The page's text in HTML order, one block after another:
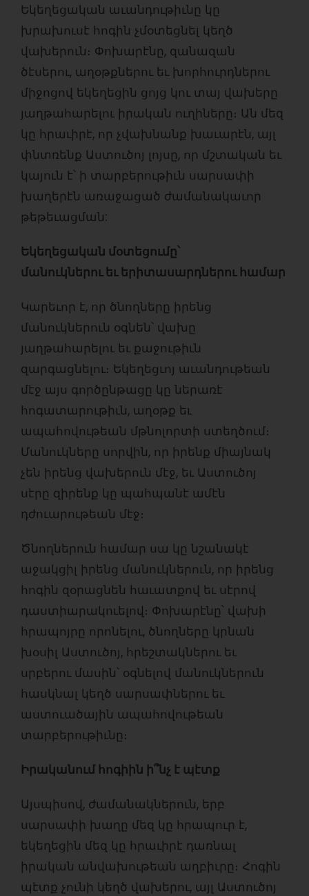
Եկեղեցական աւանդութիւնը կը
խրախուսէ հոգին չմօտեցնել կեղծ
վախերուն։ Փոխարէնը, զանազան
ծէսերու, աղօթքներու եւ խորհուրդներու
միջոցով եկեղեցին ցոյց կու տայ վախերը
յաղթահարելու իրական ուղիները։ Ան մեզ
կը հրաւիրէ, որ չվախնանք խաւարէն, այլ
փնտռենք Աստուծոյ լոյսը, որ մշտական եւ
կայուն է՝ ի տարբերութիւն սարսափի
խաղերէն առաջացած ժամանակաւոր
թեթեւացման:
Եկեղեցական մօտեցումը՝
մանուկներու եւ երիտասարդներու համար
Կարեւոր է, որ ծնողները իրենց
մանուկներուն օգնեն՝ վախը
յաղթահարելու եւ քաջութիւն
զարգացնելու։ Եկեղեցւոյ աւանդութեան
մէջ այս գործընթացը կը ներառէ
հոգատարութիւն, աղօթք եւ
ապահովութեան մթնոլորտի ստեղծում։
Մանուկները սորվին, որ իրենք միայնակ
չեն իրենց վախերուն մէջ, եւ Աստուծոյ
սէրը զիրենք կը պահպանէ ամէն
դժուարութեան մէջ։
Ծնողներուն համար սա կը նշանակէ
աջակցիլ իրենց մանուկներուն, որ իրենց
հոգին զօրացնեն հաւատքով եւ սէրով
դաստիարակուելով։ Փոխարէնը՝ վախի
հրապոյրը որոնելու, ծնողները կրնան
խօսիլ Աստուծոյ, հրեշտակներու եւ
սրբերու մասին՝ օգնելով մանուկներուն
հասկնալ կեղծ սարսափներու եւ
աստուածային ապահովութեան
տարբերութիւնը։
Իրականում հոգիին ի՞նչ է պէտք
Այսպիսով, ժամանակներուն, երբ
սարսափի խաղը մեզ կը հրապուր է,
եկեղեցին մեզ կը հրաւիրէ դառնալ
իրական անվախութեան աղբիւրը։ Հոգին
պէտք չունի կեղծ վախերու, այլ Աստուծոյ